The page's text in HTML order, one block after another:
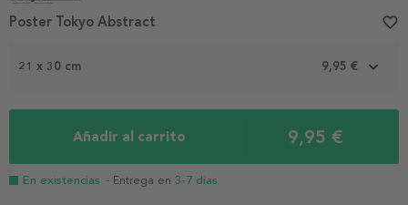
1
21 x 30 cm 9,95 €
Añadir al carrito 9,95 €
En existencias - Entrega en 3-7 días
Poster Tokyo Abstract favorite_border